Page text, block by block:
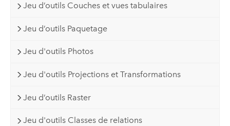
Jeu d’outils Couches et vues tabulaires
Jeu d’outils Paquetage
Jeu d'outils Photos
Jeu d'outils Projections et Transformations
Jeu d’outils Raster
Jeu d'outils Classes de relations